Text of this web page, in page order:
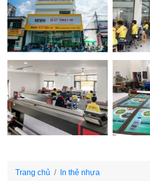
Trang chủ In thẻ nhựa